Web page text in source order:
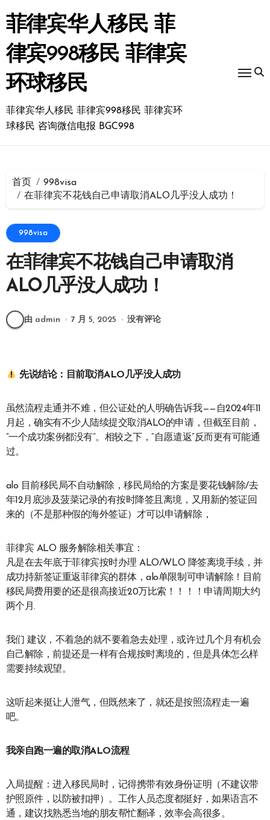
转
到
内
容
菲律宾华人移民 菲
律宾998移民 菲律宾
环球移民
菲律宾华人移民 菲律宾998移民 菲律宾环
球移民 咨询微信电报 BGC998
首页
998visa
在菲律宾不花钱自己申请取消ALO几乎没人成功！
998visa
在菲律宾不花钱自己申请取消
ALO几乎没人成功！
由 admin 7 月 5, 2025 没有评论
先说结论：目前取消ALO几乎没人成功
虽然流程走通并不难，但公证处的人明确告诉我——自2024年11
月起，确实有不少人陆续提交取消ALO的申请，但截至目前，
“一个成功案例都没有”。相较之下，“自愿遣返”反而更有可能通
过。
alo 目前移民局不自动解除，移民局给的方案是要花钱解除/去
年12月底涉及菠菜记录的有按时降签且离境，又用新的签证回
来的（不是那种假的海外签证）才可以申请解除，
菲律宾 ALO 服务解除相关事宜：
凡是在去年底于菲律宾按时办理 ALO/WLO 降签离境手续，并
成功持新签证重返菲律宾的群体，alo单限制可申请解除！目前
移民局费用要的还是很高接近20万比索！！！！申请周期大约
两个月.
我们 建议，不着急的就不要着急去处理，或许过几个月有机会
自己解除，前提还是一样有合规按时离境的，但是具体怎么样
需要持续观望。
这听起来挺让人泄气，但既然来了，就还是按照流程走一遍
吧。
我亲自跑一遍的取消ALO流程
入局提醒：进入移民局时，记得携带有效身份证明（不建议带
护照原件，以防被扣押）。工作人员态度都挺好，如果语言不
通，建议找熟悉当地的朋友帮忙翻译，效率会高很多。